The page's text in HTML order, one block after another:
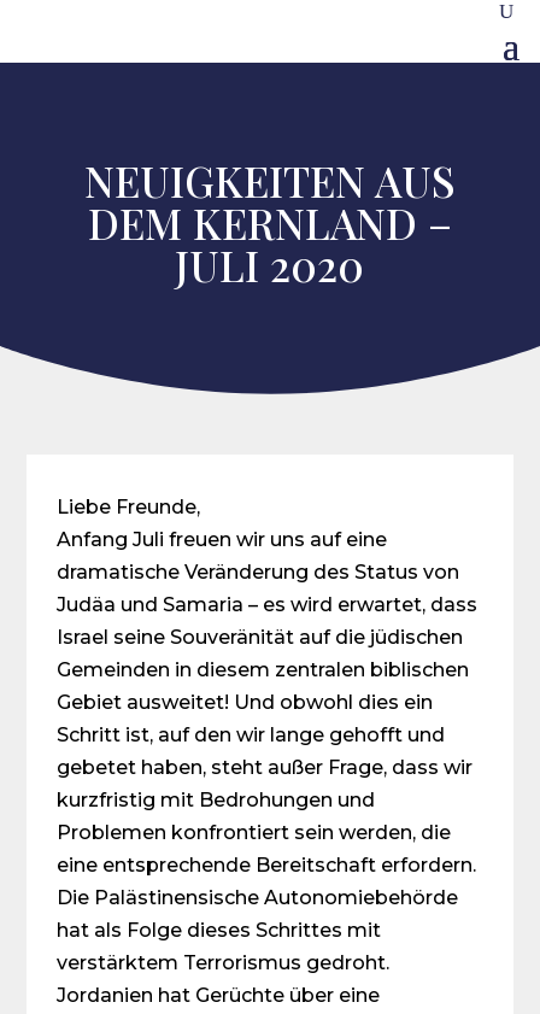
NEUIGKEITEN AUS
DEM KERNLAND –
JULI 2020
Liebe Freunde,
Anfang Juli freuen wir uns auf eine
dramatische Veränderung des Status von
Judäa und Samaria – es wird erwartet, dass
Israel seine Souveränität auf die jüdischen
Gemeinden in diesem zentralen biblischen
Gebiet ausweitet! Und obwohl dies ein
Schritt ist, auf den wir lange gehofft und
gebetet haben, steht außer Frage, dass wir
kurzfristig mit Bedrohungen und
Problemen konfrontiert sein werden, die
eine entsprechende Bereitschaft erfordern.
Die Palästinensische Autonomiebehörde
hat als Folge dieses Schrittes mit
verstärktem Terrorismus gedroht.
Jordanien hat Gerüchte über eine